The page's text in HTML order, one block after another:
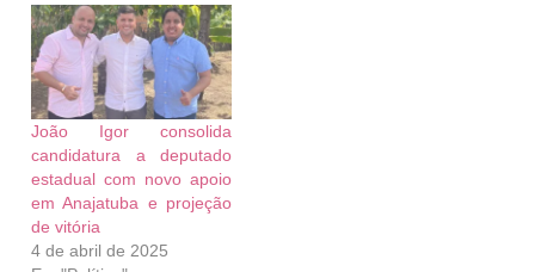
João Igor consolida
candidatura a deputado
estadual com novo apoio
em Anajatuba e projeção
de vitória
4 de abril de 2025